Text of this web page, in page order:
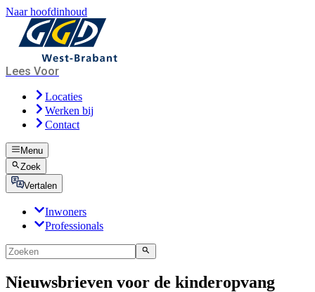
Naar hoofdinhoud
Lees Voor
Locaties
Werken bij
Contact
Menu
Zoek
Vertalen
Inwoners
Professionals
Nieuwsbrieven voor de kinderopvang